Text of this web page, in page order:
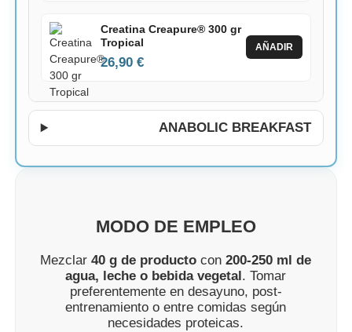
MODO DE EMPLEO
Mezclar40 g de producto con200-250 ml de
agua, leche o bebida vegetal . Tomar
preferentemente en desayuno, post-
entrenamiento o entre comidas según
necesidades proteicas.
Creatina Creapure® 300 gr
Tropical
26,90 €
AÑADIR
ANABOLIC BREAKFAST